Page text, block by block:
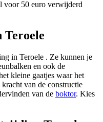
voor 50 euro verwijderd
in Teroele . Ze kunnen je
en ook de
kleine gaatjes waar het
van de constructie
van de boktor. Kies